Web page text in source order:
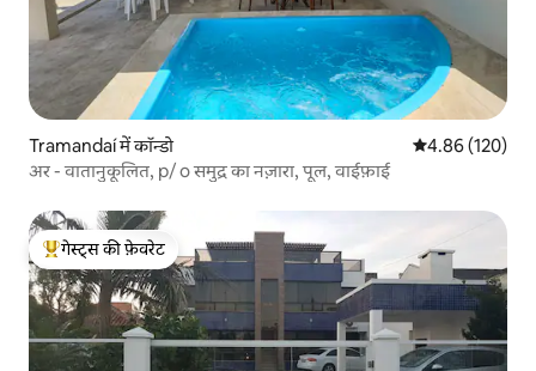
Tramandaí में कॉन्डो औसत रेटिंग 5 में से
4.86 (120)
अर - वातानुकूलित, p/ o समुद्र का नज़ारा, पूल, वाईफ़ाई
गेस्ट्स का टॉप फ़ेवरेट
गेस्ट्स की फ़ेवरेट